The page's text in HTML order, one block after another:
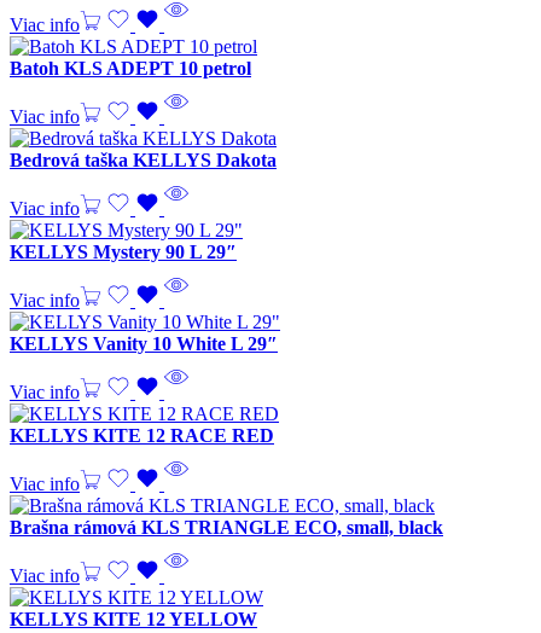
Viac info
Batoh KLS ADEPT 10 petrol
Viac info
Bedrová taška KELLYS Dakota
Viac info
KELLYS Mystery 90 L 29″
Viac info
KELLYS Vanity 10 White L 29″
Viac info
KELLYS KITE 12 RACE RED
Viac info
Brašna rámová KLS TRIANGLE ECO, small, black
Viac info
KELLYS KITE 12 YELLOW